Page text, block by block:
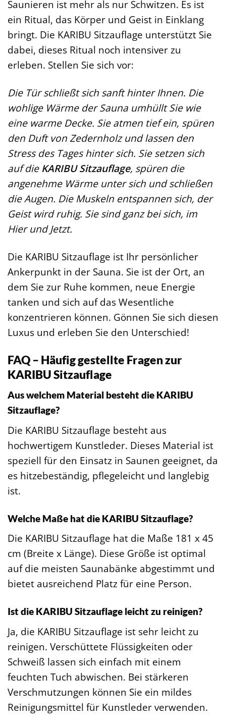
Saunieren ist mehr als nur Schwitzen. Es ist
ein Ritual, das Körper und Geist in Einklang
bringt. Die KARIBU Sitzauflage unterstützt Sie
dabei, dieses Ritual noch intensiver zu
erleben. Stellen Sie sich vor:
Die Tür schließt sich sanft hinter Ihnen. Die
wohlige Wärme der Sauna umhüllt Sie wie
eine warme Decke. Sie atmen tief ein, spüren
den Duft von Zedernholz und lassen den
Stress des Tages hinter sich. Sie setzen sich
auf die KARIBU Sitzauflage, spüren die
angenehme Wärme unter sich und schließen
die Augen. Die Muskeln entspannen sich, der
Geist wird ruhig. Sie sind ganz bei sich, im
Hier und Jetzt.
Die KARIBU Sitzauflage ist Ihr persönlicher
Ankerpunkt in der Sauna. Sie ist der Ort, an
dem Sie zur Ruhe kommen, neue Energie
tanken und sich auf das Wesentliche
konzentrieren können. Gönnen Sie sich diesen
Luxus und erleben Sie den Unterschied!
FAQ – Häufig gestellte Fragen zur
KARIBU Sitzauflage
Aus welchem Material besteht die KARIBU
Sitzauflage?
Die KARIBU Sitzauflage besteht aus
hochwertigem Kunstleder. Dieses Material ist
speziell für den Einsatz in Saunen geeignet, da
es hitzebeständig, pflegeleicht und langlebig
ist.
Welche Maße hat die KARIBU Sitzauflage?
Die KARIBU Sitzauflage hat die Maße 181 x 45
cm (Breite x Länge). Diese Größe ist optimal
auf die meisten Saunabänke abgestimmt und
bietet ausreichend Platz für eine Person.
Ist die KARIBU Sitzauflage leicht zu reinigen?
Ja, die KARIBU Sitzauflage ist sehr leicht zu
reinigen. Verschüttete Flüssigkeiten oder
Schweiß lassen sich einfach mit einem
feuchten Tuch abwischen. Bei stärkeren
Verschmutzungen können Sie ein mildes
Reinigungsmittel für Kunstleder verwenden.